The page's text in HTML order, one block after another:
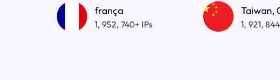
frança
1, 952, 740+ IPs
Taiwan,
1, 921,